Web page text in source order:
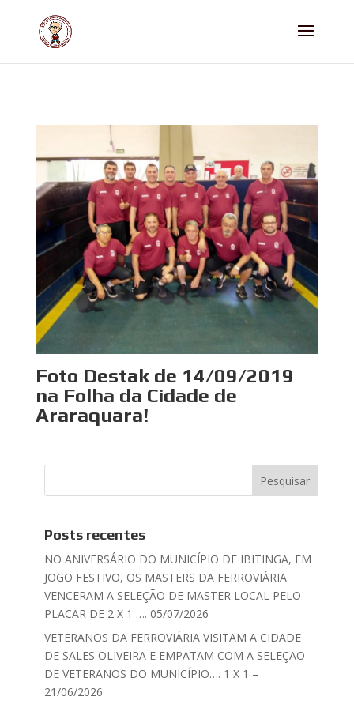
Foto Destak de 14/09/2019
na Folha da Cidade de
Araraquara!
Posts recentes
NO ANIVERSÁRIO DO MUNICÍPIO DE IBITINGA, EM
JOGO FESTIVO, OS MASTERS DA FERROVIÁRIA
VENCERAM A SELEÇÃO DE MASTER LOCAL PELO
PLACAR DE 2 X 1 …. 05/07/2026
VETERANOS DA FERROVIÁRIA VISITAM A CIDADE
DE SALES OLIVEIRA E EMPATAM COM A SELEÇÃO
DE VETERANOS DO MUNICÍPIO…. 1 X 1 –
21/06/2026